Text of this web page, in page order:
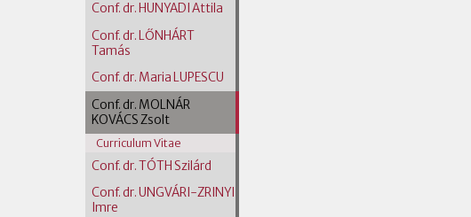
Conf. dr. HUNYADI Attila
Conf. dr. LŐNHÁRT
Tamás
Conf. dr. Maria LUPESCU
Conf. dr. MOLNÁR
KOVÁCS Zsolt
Curriculum Vitae
Conf. dr. TÓTH Szilárd
Conf. dr. UNGVÁRI-ZRINYI
Imre